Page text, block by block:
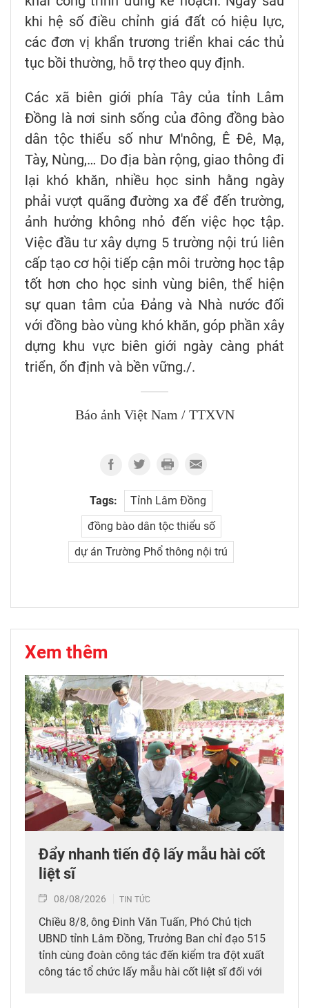
khi hệ số điều chỉnh giá đất có hiệu lực,
các đơn vị khẩn trương triển khai các thủ
tục bồi thường, hỗ trợ theo quy định.
Các xã biên giới phía Tây của tỉnh Lâm
Đồng là nơi sinh sống của đông đồng bào
dân tộc thiểu số như M'nông, Ê Đê, Mạ,
Tày, Nùng,… Do địa bàn rộng, giao thông đi
lại khó khăn, nhiều học sinh hằng ngày
phải vượt quãng đường xa để đến trường,
ảnh hưởng không nhỏ đến việc học tập.
Việc đầu tư xây dựng 5 trường nội trú liên
cấp tạo cơ hội tiếp cận môi trường học tập
tốt hơn cho học sinh vùng biên, thể hiện
sự quan tâm của Đảng và Nhà nước đối
với đồng bào vùng khó khăn, góp phần xây
dựng khu vực biên giới ngày càng phát
triển, ổn định và bền vững./.
Báo ảnh Việt Nam / TTXVN
Tags:
Tỉnh Lâm Đồng
đồng bào dân tộc thiểu số
dự án Trường Phổ thông nội trú
Xem thêm
Đẩy nhanh tiến độ lấy mẫu hài cốt
liệt sĩ
08/08/2026 TIN TỨC
Chiều 8/8, ông Đinh Văn Tuấn, Phó Chủ tịch
UBND tỉnh Lâm Đồng, Trưởng Ban chỉ đạo 515
tỉnh cùng đoàn công tác đến kiểm tra đột xuất
công tác tổ chức lấy mẫu hài cốt liệt sĩ đối với